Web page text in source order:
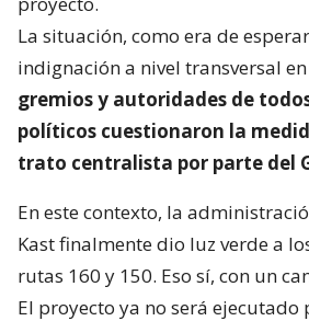
La situación, como era de
indignación a nivel transversal
gremios y autoridades de
políticos cuestionaron la
trato centralista por parte del
En este contexto, la
Kast finalmente dio luz verde a
rutas 160 y 150. Eso sí, con un
El proyecto ya no será ejecutado